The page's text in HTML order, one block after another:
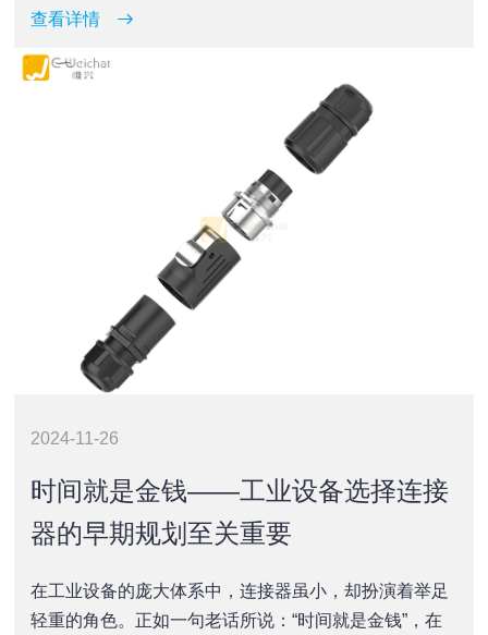
天，让我们一起来揭开这位守护者的神秘面纱，探讨其
查看详情
2024-11-26
时间就是金钱——工业设备选择连接
器的早期规划至关重要
在工业设备的庞大体系中，连接器虽小，却扮演着举足
轻重的角色。正如一句老话所说：“时间就是金钱”，在